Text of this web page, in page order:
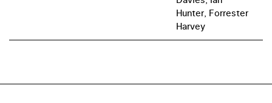
Hunter, Forrester
Harvey